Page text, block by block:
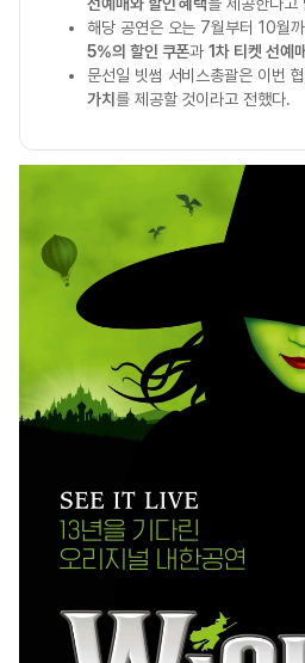
해당 공연은 오는 7월부터 10월
5%의 할인 쿠폰과1차 티켓 선예매
문선일 빗썸 서비스총괄은 이번
가치 를 제공할 것이라고 전했다.